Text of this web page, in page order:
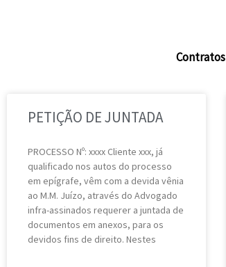
Contratos
PETIÇÃO DE JUNTADA
PROCESSO Nº: xxxx Cliente xxx, já
qualificado nos autos do processo
em epígrafe, vêm com a devida vênia
ao M.M. Juízo, através do Advogado
infra-assinados requerer a juntada de
documentos em anexos, para os
devidos fins de direito. Nestes